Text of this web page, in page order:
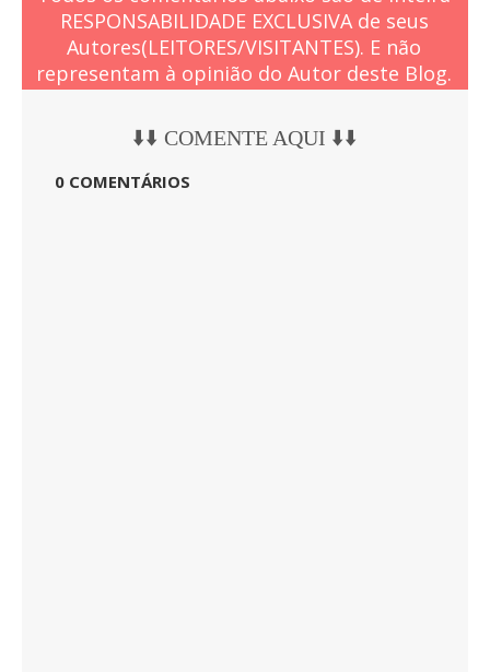
RESPONSABILIDADE EXCLUSIVA de seus
Autores(LEITORES/VISITANTES). E não
representam à opinião do Autor deste Blog.
⬇️⬇️ COMENTE AQUI ⬇️⬇️
0 COMENTÁRIOS